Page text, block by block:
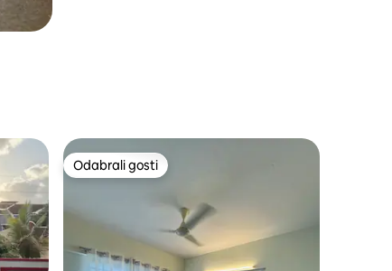
Odabrali gosti
Odabrali gosti